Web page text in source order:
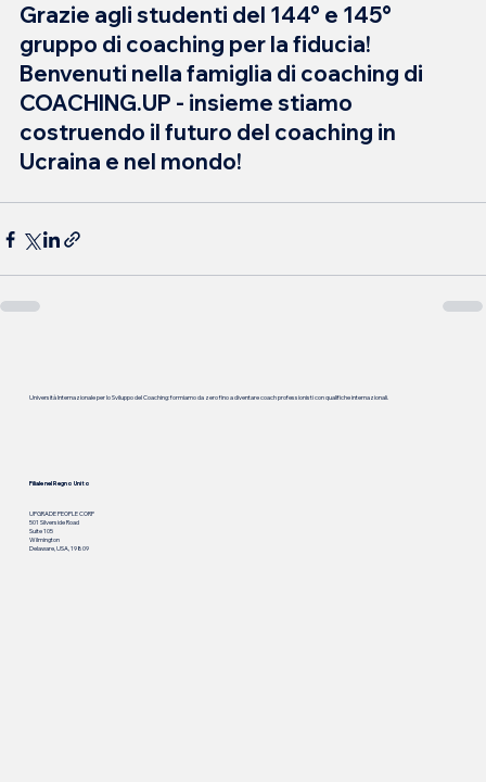
Grazie agli studenti del 144° e 145°
gruppo di coaching per la fiducia!
Benvenuti nella famiglia di coaching di
COACHING.UP - insieme stiamo
costruendo il futuro del coaching in
Ucraina e nel mondo!
Università Internazionale per lo Sviluppo del Coaching: formiamo da zero fino a diventare coach professionisti con qualifiche internazionali.
Filiale nel Regno Unito
UPGRADE PEOPLE CORP
501 Silverside Road
Suite 105
Wilmington
Delaware, USA, 19809